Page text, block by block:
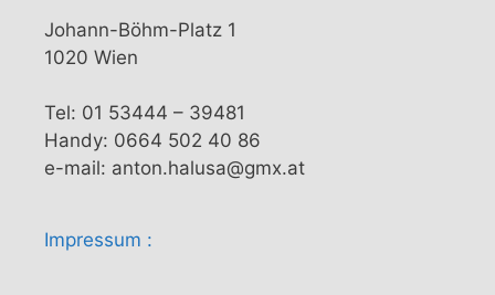
Johann-Böhm-Platz 1
1020 Wien
Tel: 01 53444 – 39481
Handy: 0664 502 40 86
e-mail: anton.halusa@gmx.at
Impressum :